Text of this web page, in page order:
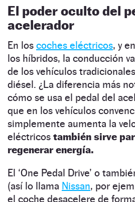
El poder oculto del
acelerador
En los coches eléctricos, y
los híbridos, la conducción
de los vehículos
diésel. ¿La diferencia más
cómo se usa el pedal del
que en los vehículos
simplemente aumenta la
eléctricos también sirve
regenerar energía.
El ‘One Pedal Drive’ o
(así lo llama Nissan, por
el coche desacelere de